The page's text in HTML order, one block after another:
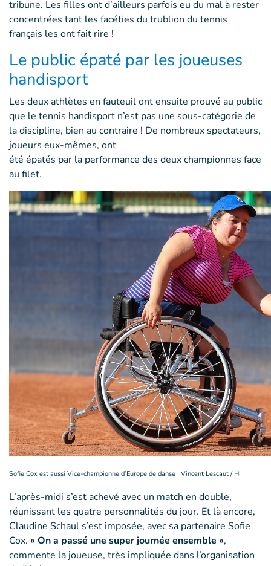
tribune. Les filles ont d’ailleurs parfois eu du mal à rester
concentrées tant les facéties du trublion du tennis
français les ont fait rire !
Le public épaté par les joueuses
handisport
Les deux athlètes en fauteuil ont ensuite prouvé au public
que le tennis handisport n’est pas une sous-catégorie de
la discipline, bien au contraire ! De nombreux spectateurs,
joueurs eux-mêmes, ont
été épatés par la performance des deux championnes face
au filet.
Sofie Cox est aussi Vice-championne d’Europe de danse | Vincent Lescaut / HI
L’après-midi s’est achevé avec un match en double,
réunissant les quatre personnalités du jour. Et là encore,
Claudine Schaul s’est imposée, avec sa partenaire Sofie
Cox. « On a passé une super journée ensemble »,
commente la joueuse, très impliquée dans l’organisation